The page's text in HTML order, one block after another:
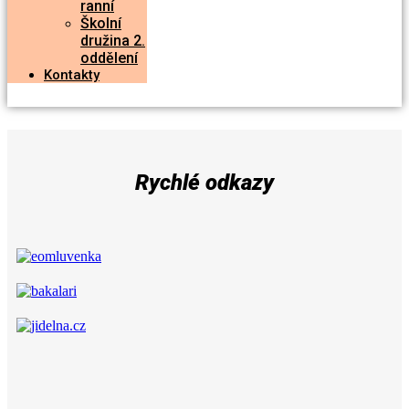
ranní
Školní
družina 2.
oddělení
Kontakty
Rychlé odkazy